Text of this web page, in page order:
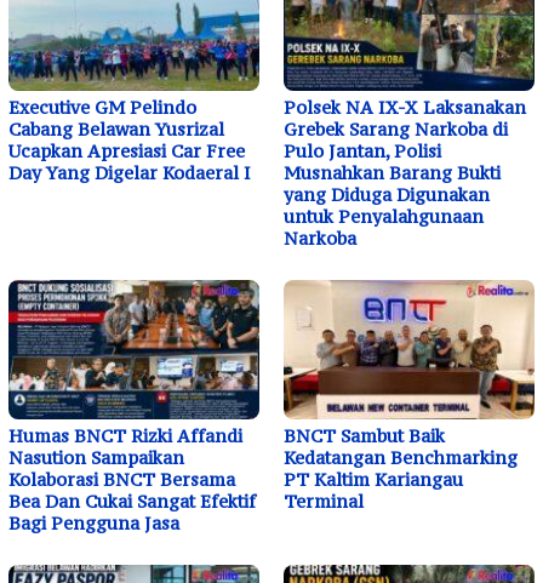
Executive GM Pelindo
Cabang Belawan Yusrizal
Ucapkan Apresiasi Car Free
Day Yang Digelar Kodaeral I
Polsek NA IX-X Laksanakan
Grebek Sarang Narkoba di
Pulo Jantan, Polisi
Musnahkan Barang Bukti
yang Diduga Digunakan
untuk Penyalahgunaan
Narkoba
Humas BNCT Rizki Affandi
Nasution Sampaikan
Kolaborasi BNCT Bersama
Bea Dan Cukai Sangat Efektif
Bagi Pengguna Jasa
BNCT Sambut Baik
Kedatangan Benchmarking
PT Kaltim Kariangau
Terminal